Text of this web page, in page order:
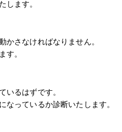
します。
かさなければなりません。
す。
いるはずです。
なっているか診断いたします。